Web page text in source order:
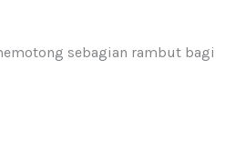
sebagian rambut bagi